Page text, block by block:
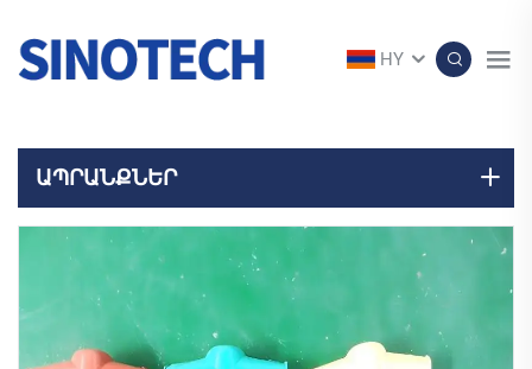
HY
ԱՊՐԱՆՔՆԵՐ